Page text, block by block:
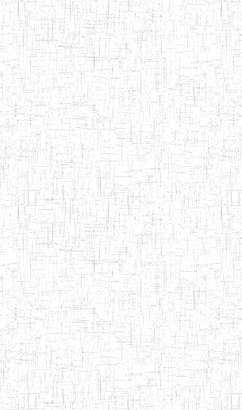
Page 12 sur 13 Total: 307
Préc. 4 5 6 7 8
9
Suivant Fin
08/09/2003 ENIEG Public